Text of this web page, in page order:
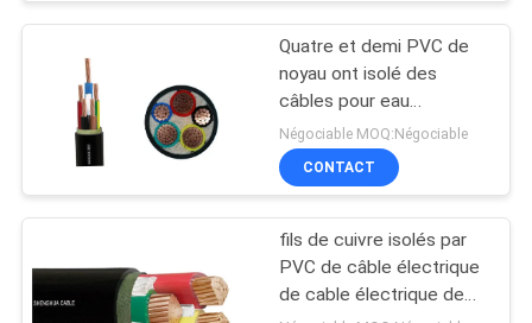
NEWS
PLAN
DE
Câble résistant au
feu
108
Quatre et demi PVC de
noyau ont isolé des
câbles pour eau
normale/salée de
dessous
Négociable MOQ:Négociable
CONTACT
fils de cuivre isolés par
PVC de câble électrique
de cable électrique de